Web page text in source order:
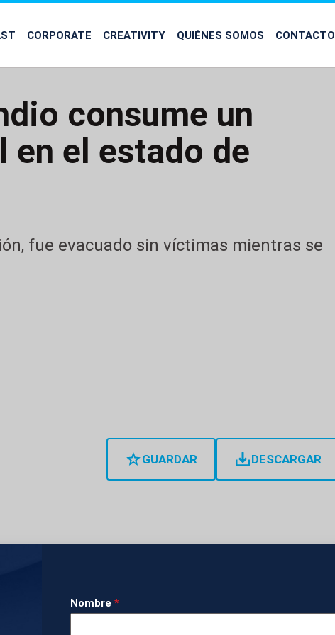
CORPORATE CREATIVITY QUIÉNES SOMOS CONTACTO
consume un
el estado de
fue evacuado sin víctimas mientras se
GUARDAR DESCARGAR
Nombre *
en el edificio fueron evacuados de manera